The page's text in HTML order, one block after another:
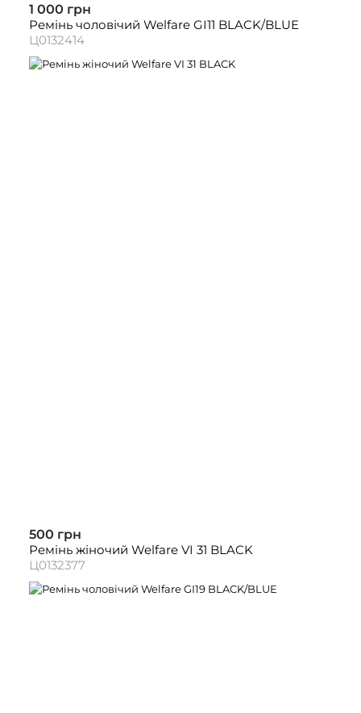
1 000 грн
Ремінь чоловічий Welfare GI11 BLACK/BLUE
Ц0132414
500 грн
Ремінь жіночий Welfare VI 31 BLACK
Ц0132377